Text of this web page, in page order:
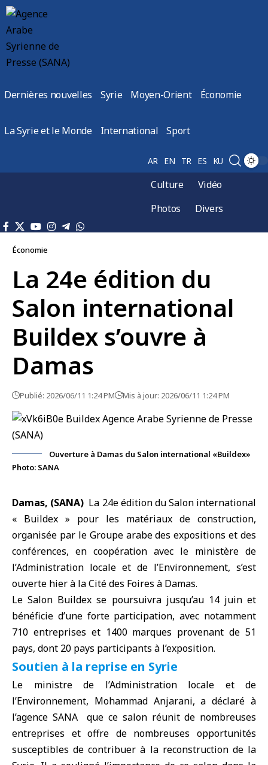
Dernières nouvelles Syrie Moyen-Orient Économie
La Syrie et le Monde International Sport
AR EN TR ES KU
Culture
Vidéo
Photos
Divers
Économie
La 24e édition du
Salon international
Buildex s’ouvre à
Damas
Publié: 2026/06/11 1:24 PM Mis à jour: 2026/06/11 1:24 PM
Ouverture à Damas du Salon international «Buildex»
Photo: SANA
Damas, (SANA) La 24e édition du Salon international
« Buildex » pour les matériaux de construction,
organisée par le Groupe arabe des expositions et des
conférences, en coopération avec le ministère de
l’Administration locale et de l’Environnement, s’est
ouverte hier à la Cité des Foires à Damas.
Le Salon Buildex se poursuivra jusqu’au 14 juin et
bénéficie d’une forte participation, avec notamment
710 entreprises et 1400 marques provenant de 51
pays, dont 20 pays participants à l’exposition.
Soutien à la reprise en Syrie
Le ministre de l’Administration locale et de
l’Environnement, Mohammad Anjarani, a déclaré à
l’agence SANA que ce salon réunit de nombreuses
entreprises et offre de nombreuses opportunités
susceptibles de contribuer à la reconstruction de la